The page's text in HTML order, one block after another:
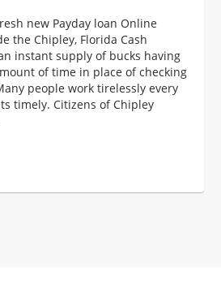
new Payday loan Online
the Chipley, Florida Cash
instant supply of bucks having
of time in place of checking
people work tirelessly every
timely. Citizens of Chipley